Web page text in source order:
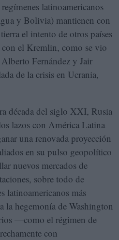
latinoamericanos
y Bolivia) mantienen con
el intento de otros países
el Kremlin, como se vio
Fernández y Jair
de la crisis en Ucrania,
década del siglo XXI, Rusia
lazos con América Latina
una renovada proyección
en su pulso geopolítico
nuevos mercados de
sobre todo de
latinoamericanos más
la hegemonía de Washington
—como el régimen de
con